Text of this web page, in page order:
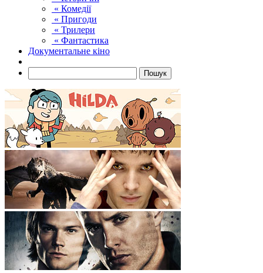
« Комедії
« Пригоди
« Трилери
« Фантастика
Документальне кіно
Пошук